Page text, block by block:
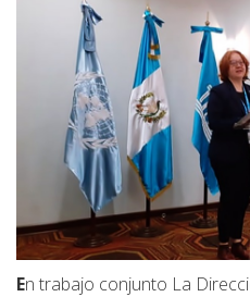
En trabajo conjunto La